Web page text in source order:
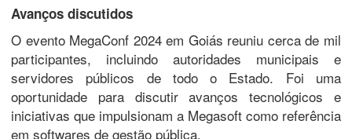
Avanços discutidos
O evento MegaConf 2024 em Goiás reuniu cerca de mil
participantes, incluindo autoridades municipais e
servidores públicos de todo o Estado. Foi uma
oportunidade para discutir avanços tecnológicos e
iniciativas que impulsionam a Megasoft como referência
em softwares de gestão pública.